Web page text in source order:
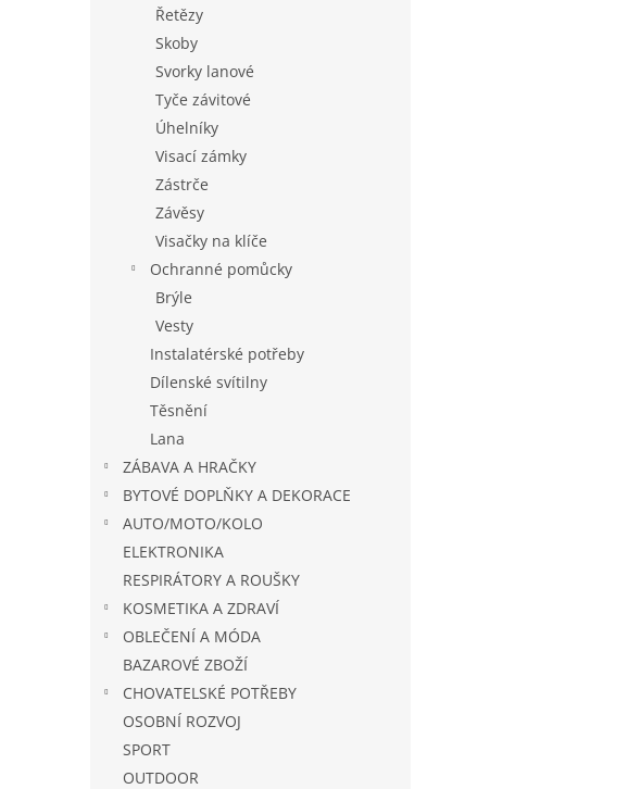
Řetězy
Skoby
Svorky lanové
Tyče závitové
Úhelníky
Visací zámky
Zástrče
Závěsy
Visačky na klíče
Ochranné pomůcky
Brýle
Vesty
Instalatérské potřeby
Dílenské svítilny
Těsnění
Lana
ZÁBAVA A HRAČKY
BYTOVÉ DOPLŇKY A DEKORACE
AUTO/MOTO/KOLO
ELEKTRONIKA
RESPIRÁTORY A ROUŠKY
KOSMETIKA A ZDRAVÍ
OBLEČENÍ A MÓDA
BAZAROVÉ ZBOŽÍ
CHOVATELSKÉ POTŘEBY
OSOBNÍ ROZVOJ
SPORT
OUTDOOR